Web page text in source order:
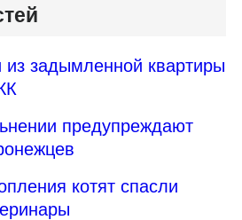
из задымленной квартиры
предупреждают
котят спасли